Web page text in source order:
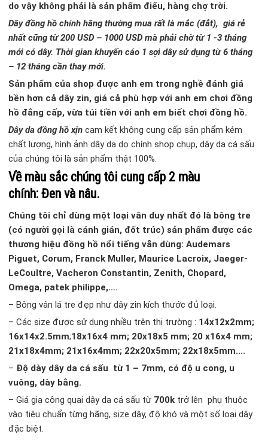
do vậy không phải là sản phẩm điểu, hàng chợ trời.
Dây đồng hồ chính hãng thường mua rất là mắc (đắt), giá rẻ
nhất cũng từ 200 USD – 1000 USD mà phải chờ từ 1 -3 tháng
mới có dây. Thời gian khuyến cáo 1 sợi dây sử dụng từ 6 tháng
– 12 tháng cần thay mới.
Sản phẩm của shop được anh em trong nghề đánh giá
bền hơn cả dây zin, giá cả phù hợp với anh em chơi đồng
hồ đẳng cấp, vừa túi tiền với anh em biết chơi đồng hồ.
Dây da đồng hồ xịn cam kết không cung cấp sản phẩm kém
chất lượng, hình ảnh dây da do chính shop chụp, dây da cá sấu
của chúng tôi là sản phẩm thật 100%.
Về màu sắc chúng tôi cung cấp 2 màu
chính: Đen và nâu.
Chúng tôi chỉ dùng một loại vân duy nhất đó là bông tre
(có người gọi là cánh gián, đốt trúc) sản phẩm được các
thương hiệu đồng hồ nổi tiếng vẫn dùng: Audemars
Piguet, Corum, Franck Muller, Maurice Lacroix, Jaeger-
LeCoultre, Vacheron Constantin, Zenith, Chopard,
Omega, patek philippe,….
– Bông vân lá tre đẹp như dây zin kích thước đủ loại.
– Các size được sử dụng nhiều trên thị trường : 14x12x2mm;
16x14x2.5mm;18x16x4 mm; 20x18x5 mm; 20 x16x4 mm;
21x18x4mm; 21x16x4mm; 22x20x5mm; 22x18x5mm….
– Độ dày dây da cá sấu từ 1 – 7mm, có độ u cong, u
vuông, dày bằng.
– Giá gia công quai dây da cá sấu từ 700k trở lên phụ thuộc
vào tiêu chuẩn từng hãng, size dây, độ khó và một số loại dây
đặc biệt.